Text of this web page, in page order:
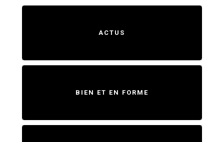
ACTUS
BIEN ET EN FORME